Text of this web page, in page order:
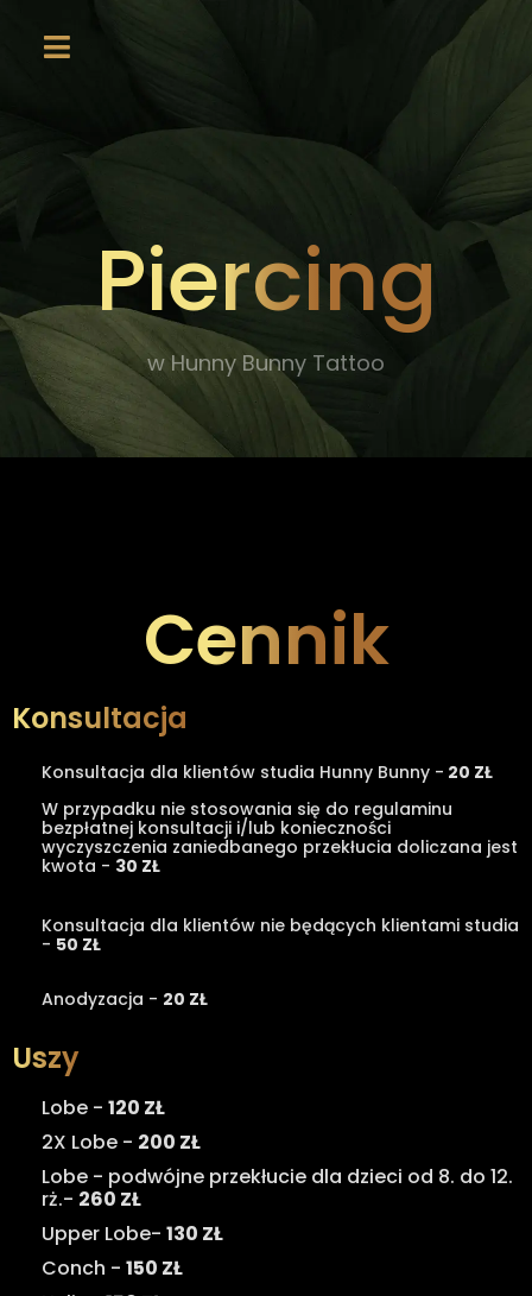
Piercing
w Hunny Bunny Tattoo
Cennik
Konsultacja
Konsultacja dla klientów studia Hunny Bunny - 20 ZŁ
W przypadku nie stosowania się do regulaminu
bezpłatnej konsultacji i/lub konieczności
wyczyszczenia zaniedbanego przekłucia doliczana jest
kwota - 30 ZŁ
Konsultacja dla klientów nie będących klientami studia
- 50 ZŁ
Anodyzacja - 20 ZŁ
Uszy
Lobe - 120 ZŁ
2X Lobe - 200 ZŁ
Lobe - podwójne przekłucie dla dzieci od 8. do 12.
rż.- 260 ZŁ
Upper Lobe- 130 ZŁ
Conch - 150 ZŁ